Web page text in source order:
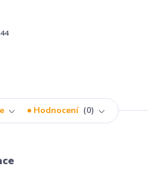
Hodnocení 0